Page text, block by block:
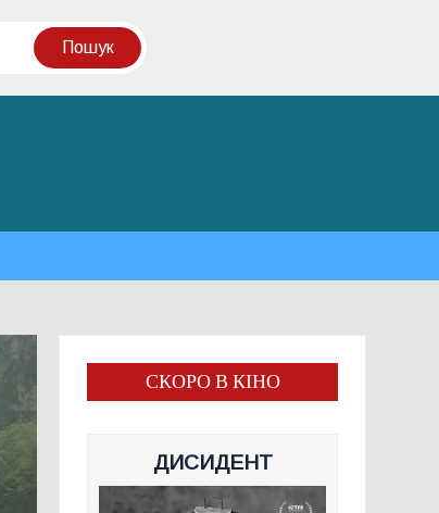
СКОРО В КІНО
ДИСИДЕНТ